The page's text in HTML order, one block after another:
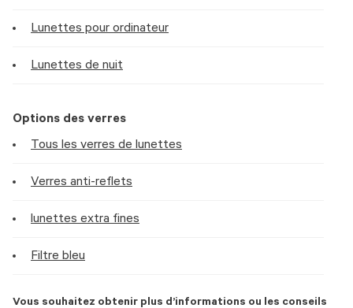
Lunettes pour ordinateur
Lunettes de nuit
Options des verres
Tous les verres de lunettes
Verres anti-reflets
lunettes extra fines
Filtre bleu
Vous souhaitez obtenir plus d’informations ou les conseils